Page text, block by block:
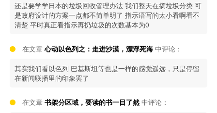
还是要学学日本的垃圾回收管理办法 我们整天在搞垃圾分类 可
是政府设计的方案一点都不简单明了 指示语写的太小看啊看不
清楚 平时真正看指示再扔垃圾的次数基本为0
在文章 心动以色列之：走进沙漠，漂浮死海 中评论：
其实我们看以色列 巴基斯坦等也是一样的感觉遥远，只是停留
在新闻联播里的印象罢了
在文章 书架分区域，要读的书一目了然 中评论：